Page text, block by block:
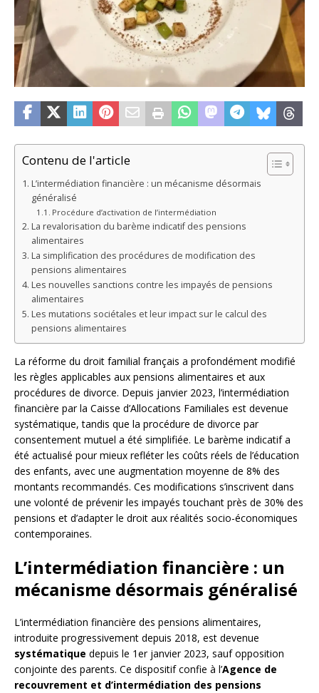
Contenu de l'article
L’intermédiation financière : un mécanisme désormais
généralisé
Procédure d’activation de l’intermédiation
La revalorisation du barème indicatif des pensions
alimentaires
La simplification des procédures de modification des
pensions alimentaires
Les nouvelles sanctions contre les impayés de pensions
alimentaires
Les mutations sociétales et leur impact sur le calcul des
pensions alimentaires
La réforme du droit familial français a profondément modifié
les règles applicables aux pensions alimentaires et aux
procédures de divorce. Depuis janvier 2023, l’intermédiation
financière par la Caisse d’Allocations Familiales est devenue
systématique, tandis que la procédure de divorce par
consentement mutuel a été simplifiée. Le barème indicatif a
été actualisé pour mieux refléter les coûts réels de l’éducation
des enfants, avec une augmentation moyenne de 8% des
montants recommandés. Ces modifications s’inscrivent dans
une volonté de prévenir les impayés touchant près de 30% des
pensions et d’adapter le droit aux réalités socio-économiques
contemporaines.
L’intermédiation financière : un
mécanisme désormais généralisé
L’intermédiation financière des pensions alimentaires,
introduite progressivement depuis 2018, est devenue
systématique depuis le 1er janvier 2023, sauf opposition
conjointe des parents. Ce dispositif confie à l’Agence de
recouvrement et d’intermédiation des pensions